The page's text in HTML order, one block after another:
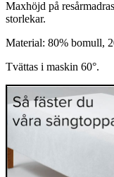
Maxhöjd på
storlekar.
Material: 80% bomull,
Tvättas i maskin 60°.